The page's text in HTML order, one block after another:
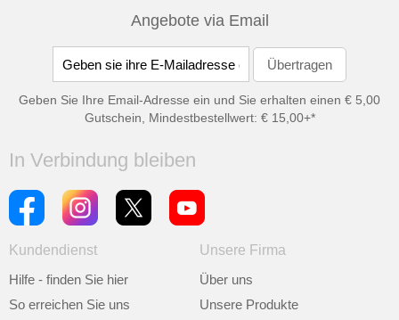
Angebote via Email
Geben Sie Ihre Email-Adresse ein und Sie erhalten einen € 5,00
Gutschein, Mindestbestellwert: € 15,00+*
In Verbindung bleiben
Kundendienst
Hilfe - finden Sie hier
So erreichen Sie uns
Unsere Firma
Über uns
Unsere Produkte